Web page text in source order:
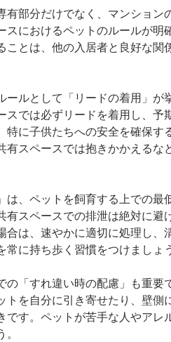
有部分だけでなく、マンショ
スにおけるペットのルールが
ことは、他の入居者と良好な
ールとして「リードの着用」
スでは必ずリードを着用し、
特に子供たちへの安全を確保
有スペースでは抱きかかえる
は、ペットを飼育する上での最
有スペースでの排泄は絶対に
合は、速やかに適切に処理し
常に持ち歩く習慣をつけましょう
の「すれ違い時の配慮」も重
トを自分に引き寄せたり、壁側
です。ペットが苦手な人やア